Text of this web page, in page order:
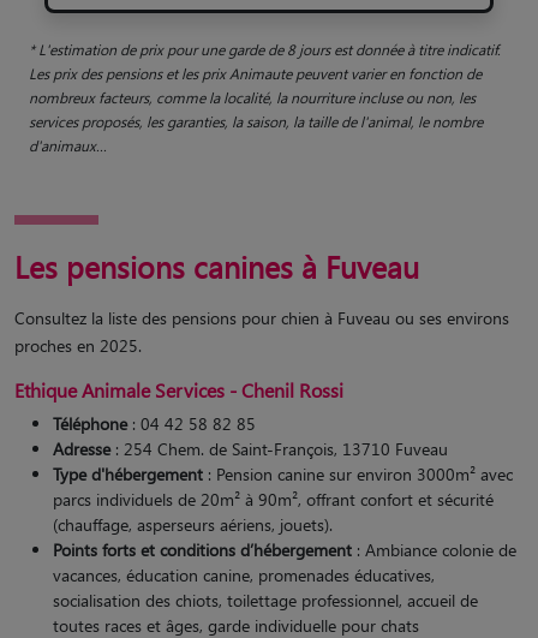
* L'estimation de prix pour une garde de 8 jours est donnée à titre indicatif.
Les prix des pensions et les prix Animaute peuvent varier en fonction de
nombreux facteurs, comme la localité, la nourriture incluse ou non, les
services proposés, les garanties, la saison, la taille de l'animal, le nombre
d'animaux...
Les pensions canines à Fuveau
Consultez la liste des pensions pour chien à Fuveau ou ses environs
proches en 2025.
Ethique Animale Services - Chenil Rossi
Téléphone: 04 42 58 82 85
Adresse: 254 Chem. de Saint-François, 13710 Fuveau
Type d'hébergement : Pension canine sur environ 3000m² avec
parcs individuels de 20m² à 90m², offrant confort et sécurité
(chauffage, asperseurs aériens, jouets).
Points forts et conditions d’hébergement : Ambiance colonie de
vacances, éducation canine, promenades éducatives,
socialisation des chiots, toilettage professionnel, accueil de
toutes races et âges, garde individuelle pour chats​